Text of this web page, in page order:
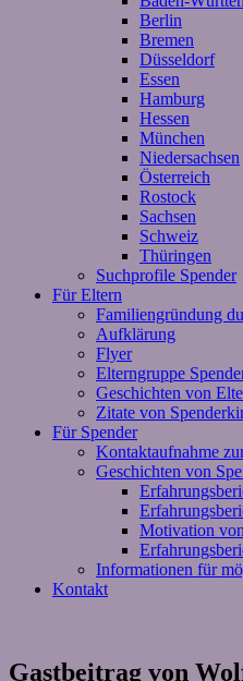
Berlin
Bremen
Düsseldorf
Essen
Hamburg
Hessen
München
Niedersachsen
Österreich
Rostock
Sachsen
Schweiz
Thüringen
Suchprofile Spender
Für Eltern
Familiengründung
Aufklärung
Flyer
Elterngruppe
Geschichten von
Zitate von
Für Spender
Kontaktaufnahme
Geschichten von
Motivation
Informationen für
Kontakt
Gastbeitrag von